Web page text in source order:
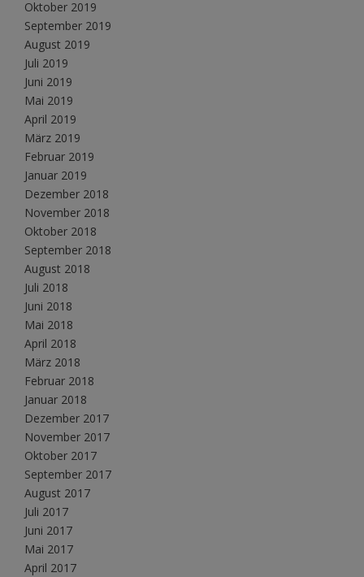
Oktober 2019
September 2019
August 2019
Juli 2019
Juni 2019
Mai 2019
April 2019
März 2019
Februar 2019
Januar 2019
Dezember 2018
November 2018
Oktober 2018
September 2018
August 2018
Juli 2018
Juni 2018
Mai 2018
April 2018
März 2018
Februar 2018
Januar 2018
Dezember 2017
November 2017
Oktober 2017
September 2017
August 2017
Juli 2017
Juni 2017
Mai 2017
April 2017